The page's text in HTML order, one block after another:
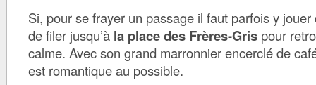
Si, pour se frayer un passage il faut parfois y
de filer jusqu’à la place des Frères-Gris pour
calme. Avec son grand marronnier encerclé de
est romantique au possible.